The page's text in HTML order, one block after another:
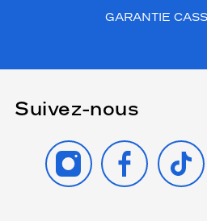
GARANTIE
Suivez-nous
INSTAGRAMFACEBOOK
TIKTOK